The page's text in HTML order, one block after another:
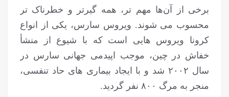
برخی از آن‌ها مهم تر، همه گیرتر و خطرناک تر
محسوب می شوند. ویروس سارس، یکی از انواع
کرونا ویروس هایی است که با شیوع از منشأ
خفاش در چین، موجب اپیدمی جهانی سارس در
سال ۲۰۰۲ شد و با ایجاد بیماری های حاد تنفسی،
منجر به مرگ ۸۰۰ نفر گردید.